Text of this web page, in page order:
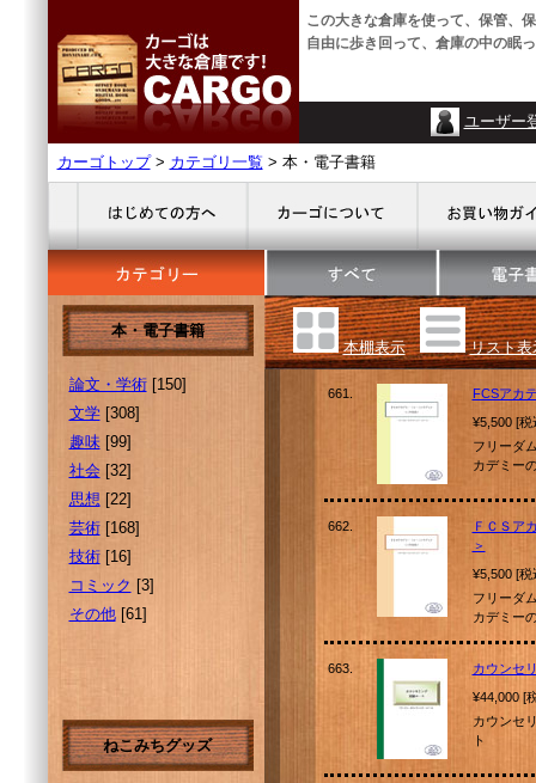
この大きな倉庫を使って、保管、
自由に歩き回って、倉庫の中の眠
ユーザー
カーゴトップ> カテゴリ一覧 > 本・電子書籍
本・電子書籍
論文・学術[150]
文学[308]
趣味[99]
社会[32]
思想 [22]
芸術[168]
技術[16]
コミック [3]
その他[61]
ねこみちグッズ
本棚表示 リスト表
661.
FCSアカ
¥5,500 [
フリーダ
カデミー
662.
ＦＣＳア
＞
¥5,500 [
フリーダ
カデミー
663.
カウンセ
¥44,000 [
カウンセ
ト